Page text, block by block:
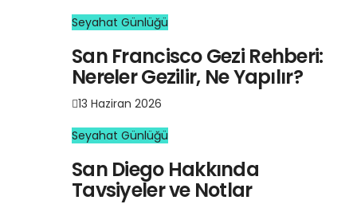
Seyahat Günlüğü
San Francisco Gezi Rehberi:
Nereler Gezilir, Ne Yapılır?
13 Haziran 2026
Seyahat Günlüğü
San Diego Hakkında
Tavsiyeler ve Notlar